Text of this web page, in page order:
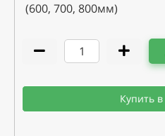
(600, 700, 800мм)
Купить